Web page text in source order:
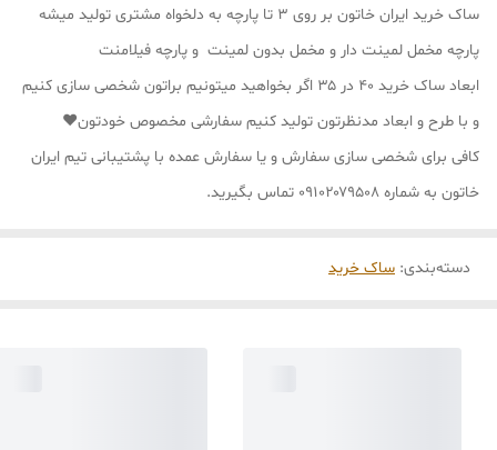
ساک خرید ایران خاتون بر روی ۳ تا پارچه به دلخواه مشتری تولید میشه
پارچه مخمل لمینت دار و مخمل بدون لمینت و پارچه فیلامنت
ابعاد ساک خرید ۴۰ در ۳۵ اگر بخواهید میتونیم براتون شخصی سازی کنیم
و با طرح و ابعاد مدنظرتون تولید کنیم سفارشی مخصوص خودتون❤
کافی برای شخصی سازی سفارش و یا سفارش عمده با پشتیبانی تیم ایران
خاتون به شماره ۰۹۱۰۲۰۷۹۵۰۸ تماس بگیرید.
دسته‌بندی: ساک خرید